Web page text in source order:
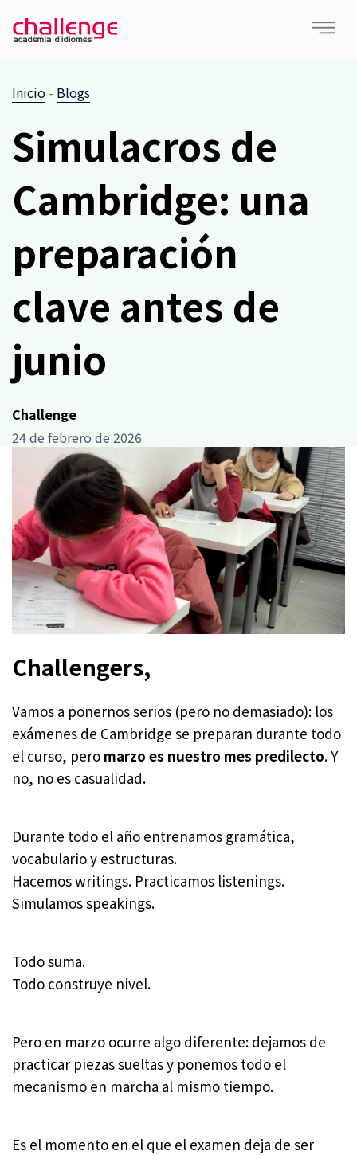
Inicio - Blogs
Simulacros de
Cambridge: una
preparación
clave antes de
junio
Challenge
24 de febrero de 2026
Challengers,
Vamos a ponernos serios (pero no demasiado): los
exámenes de Cambridge se preparan durante todo
el curso, pero marzo es nuestro mes predilecto. Y
no, no es casualidad.
Durante todo el año entrenamos gramática,
vocabulario y estructuras.
Hacemos writings. Practicamos listenings.
Simulamos speakings.
Todo suma.
Todo construye nivel.
Pero en marzo ocurre algo diferente: dejamos de
practicar piezas sueltas y ponemos todo el
mecanismo en marcha al mismo tiempo.
Es el momento en el que el examen deja de ser